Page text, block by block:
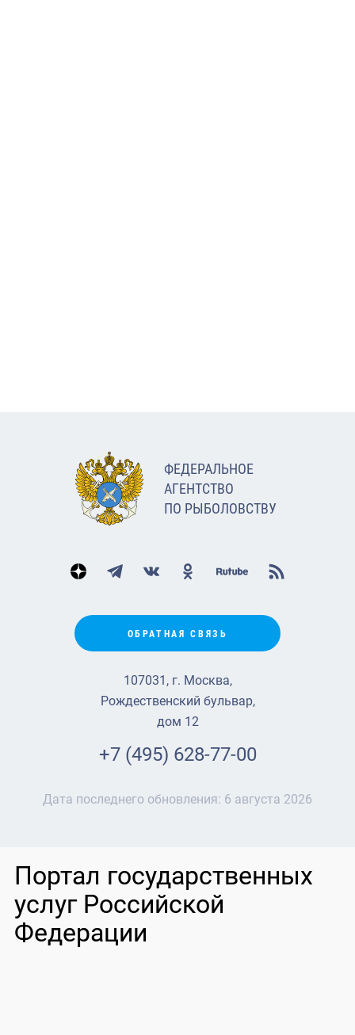
ФЕДЕРАЛЬНОЕ
АГЕНТСТВО
ПО РЫБОЛОВСТВУ
ОБРАТНАЯ СВЯЗЬ
107031, г. Москва,
Рождественский бульвар,
дом 12
+7 (495) 628-77-00
Дата последнего обновления: 6 августа 2026
Портал государственных
услуг Российской
Федерации